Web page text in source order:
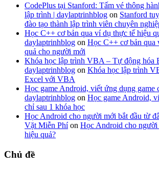
CodePlus tại Stanford: Tấm vé thông
lập trình | daylaptrinhblog on Stanford
đào tạo thành lập trình viên chuyên
Học C++ cơ bản qua ví dụ thực tế hiệu
daylaptrinhblog on Học C++ cơ bản qua
quả cho người mới
Khóa học lập trình VBA – Tự động hóa
daylaptrinhblog on Khóa học lập trình
Excel với VBA
Học game Android, viết ứng dụng game
daylaptrinhblog on Học game Android,
chỉ sau 1 khóa học
Học Android cho người mới bắt đầu từ
Vặt Miễn Phíon Học Android cho người
hiệu quả?
Chủ đề